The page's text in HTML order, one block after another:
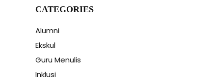
CATEGORIES
Alumni
Ekskul
Guru Menulis
Inklusi